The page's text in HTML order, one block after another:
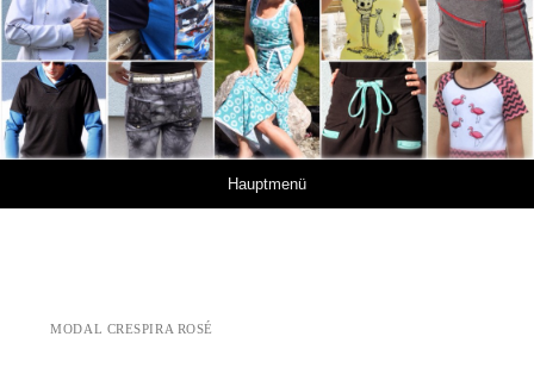
Hauptmenü
MODAL CRESPIRA ROSÉ